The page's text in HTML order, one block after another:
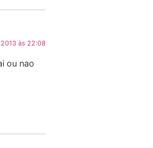
às 22:08
ou nao